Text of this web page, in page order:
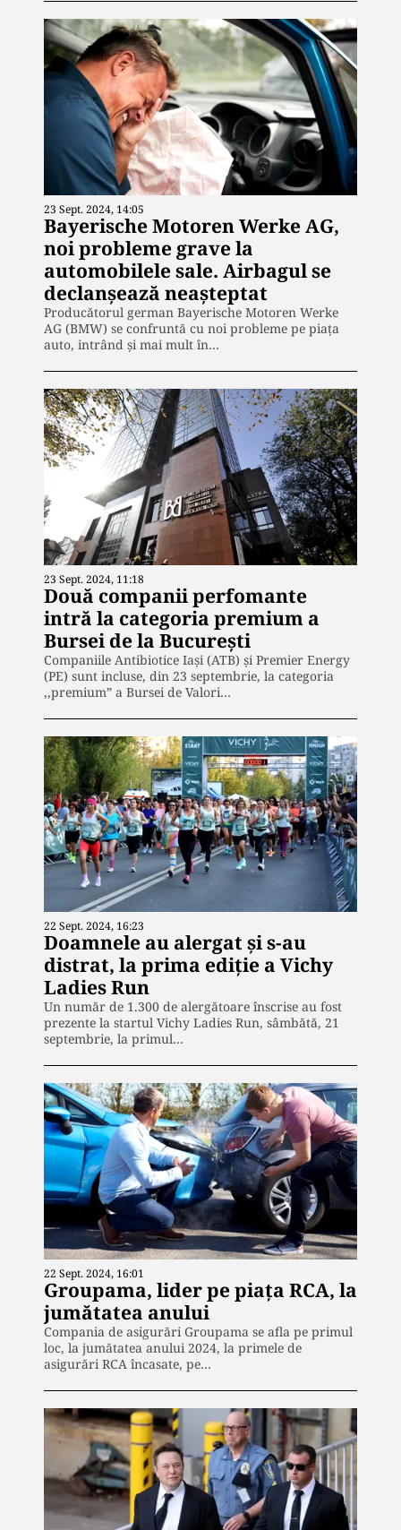
23 Sept. 2024, 14:05
Bayerische Motoren Werke AG,
noi probleme grave la
automobilele sale. Airbagul se
declanșează neașteptat
Producătorul german Bayerische Motoren Werke
AG (BMW) se confruntă cu noi probleme pe piața
auto, intrând și mai mult în…
23 Sept. 2024, 11:18
Două companii perfomante
intră la categoria premium a
Bursei de la București
Companiile Antibiotice Iaşi (ATB) şi Premier Energy
(PE) sunt incluse, din 23 septembrie, la categoria
,,premium” a Bursei de Valori…
22 Sept. 2024, 16:23
Doamnele au alergat și s-au
distrat, la prima ediție a Vichy
Ladies Run
Un număr de 1.300 de alergătoare înscrise au fost
prezente la startul Vichy Ladies Run, sâmbătă, 21
septembrie, la primul…
22 Sept. 2024, 16:01
Groupama, lider pe piața RCA, la
jumătatea anului
Compania de asigurări Groupama se afla pe primul
loc, la jumătatea anului 2024, la primele de
asigurări RCA încasate, pe…